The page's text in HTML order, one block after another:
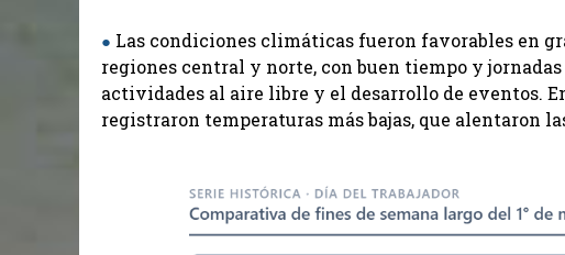
● Las condiciones climáticas fueron favorables en
regiones central y norte, con buen tiempo y
actividades al aire libre y el desarrollo de eventos.
registraron temperaturas más bajas, que alentaron